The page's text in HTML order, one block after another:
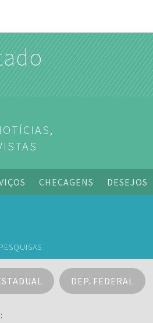
CHECAGENS DESEJOS
PESQUISAS
DEP. FEDERAL